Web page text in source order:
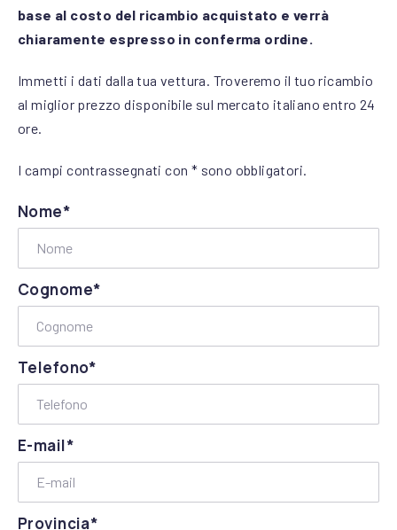
base al costo del ricambio acquistato e verrà
chiaramente espresso in conferma ordine.
Immetti i dati dalla tua vettura. Troveremo il tuo ricambio
al miglior prezzo disponibile sul mercato italiano entro 24
ore.
I campi contrassegnati con * sono obbligatori.
Nome*
Cognome*
Telefono*
E-mail*
Provincia*